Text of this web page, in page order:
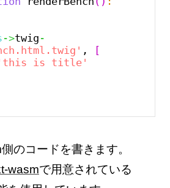
->twig -
,
[
is title'
のコードを書きます。
wasmで用意されている